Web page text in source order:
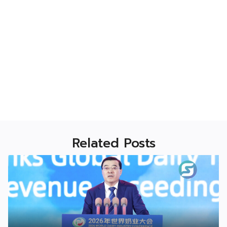
Related Posts